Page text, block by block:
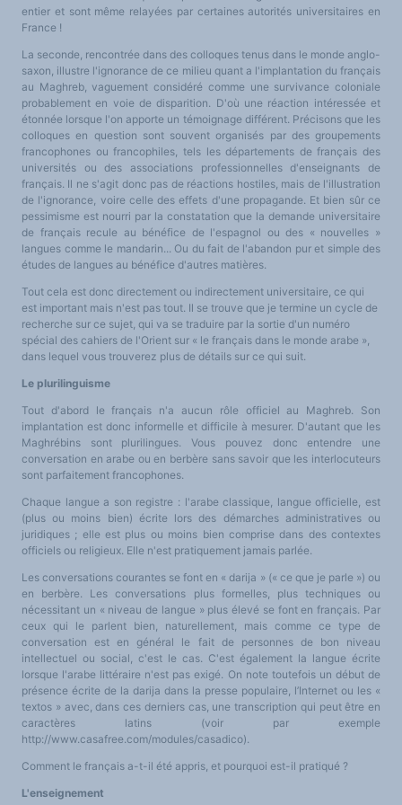
LES FONDAMENTAUX
Les acteurs du plurilinguisme
Multilinguismes et plurilinguismes
Politiques et droits linguistiques
Dynamique des langues
Langues et histoire
Langues, sciences et philosophie
Science ouverte
Langues et pouvoirs
Terminologie
Textes de référence
DOSSIERS THÉMATIQUES
Education et recherche
Culture et industries culturelles
Economique et social
International
Accès au dictionnaire des anglicismes
Accéder à la plateforme pour la traduction (en construction)
Accès à la banque de données Relations internationales
Accéder au site de l'OPA (Observatoire du plurilinguisme en Afrique)
Actualités
Manifestations
Les victoires du plurilinguisme
Chroniques et humeurs
Courrier des lecteurs
Morceaux choisis
Annonces
Anglicismes-anglicisation
Humour et plurilinguisme
entier et sont même relayées par certaines autorités universitaires en
France !
La seconde, rencontrée dans des colloques tenus dans le monde anglo-
saxon, illustre l'ignorance de ce milieu quant a l'implantation du français
au Maghreb, vaguement considéré comme une survivance coloniale
probablement en voie de disparition. D'où une réaction intéressée et
étonnée lorsque l'on apporte un témoignage différent. Précisons que les
colloques en question sont souvent organisés par des groupements
francophones ou francophiles, tels les départements de français des
universités ou des associations professionnelles d'enseignants de
français. Il ne s'agit donc pas de réactions hostiles, mais de l'illustration
de l'ignorance, voire celle des effets d'une propagande. Et bien sûr ce
pessimisme est nourri par la constatation que la demande universitaire
de français recule au bénéfice de l'espagnol ou des « nouvelles »
langues comme le mandarin... Ou du fait de l'abandon pur et simple des
études de langues au bénéfice d'autres matières.
Tout cela est donc directement ou indirectement universitaire, ce qui
est important mais n'est pas tout. Il se trouve que je termine un cycle de
recherche sur ce sujet, qui va se traduire par la sortie d'un numéro
spécial des cahiers de l'Orient sur « le français dans le monde arabe »,
dans lequel vous trouverez plus de détails sur ce qui suit.
Le plurilinguisme
Tout d'abord le français n'a aucun rôle officiel au Maghreb. Son
implantation est donc informelle et difficile à mesurer. D'autant que les
Maghrébins sont plurilingues. Vous pouvez donc entendre une
conversation en arabe ou en berbère sans savoir que les interlocuteurs
sont parfaitement francophones.
Chaque langue a son registre : l'arabe classique, langue officielle, est
(plus ou moins bien) écrite lors des démarches administratives ou
juridiques ; elle est plus ou moins bien comprise dans des contextes
officiels ou religieux. Elle n'est pratiquement jamais parlée.
Les conversations courantes se font en « darija » (« ce que je parle ») ou
en berbère. Les conversations plus formelles, plus techniques ou
nécessitant un « niveau de langue » plus élevé se font en français. Par
ceux qui le parlent bien, naturellement, mais comme ce type de
conversation est en général le fait de personnes de bon niveau
intellectuel ou social, c'est le cas. C'est également la langue écrite
lorsque l'arabe littéraire n'est pas exigé. On note toutefois un début de
présence écrite de la darija dans la presse populaire, l’Internet ou les «
textos » avec, dans ces derniers cas, une transcription qui peut être en
caractères latins (voir par exemple
http://www.casafree.com/modules/casadico).
Comment le français a-t-il été appris, et pourquoi est-il pratiqué ?
L'enseignement